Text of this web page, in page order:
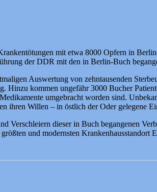
mit etwa 8000 Opfern in
der DDR mit den in Berlin-Buch
Auswertung von zehntausenden
Hinzu kommen ungefähr 3000 Bucher
umgebracht worden sind.
ihren Willen – in östlich der Oder gelegene
Verschleiern dieser in Buch begangenen
und modernsten